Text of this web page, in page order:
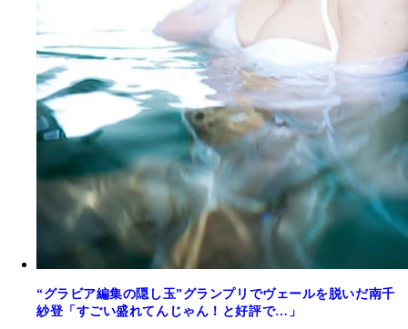
“グラビア編集の隠し玉”グランプリでヴェールを脱いだ南千
紗登「すごい盛れてんじゃん！と好評で…」